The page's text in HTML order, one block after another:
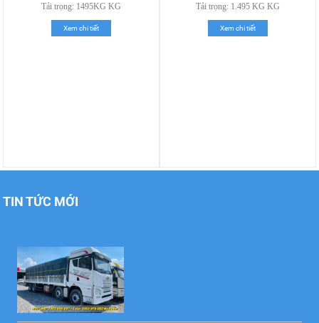
Tải trọng: 1495KG KG
Xem chi tiết
Tải trọng: 1.495 KG KG
Xem chi tiết
TIN TỨC MỚI